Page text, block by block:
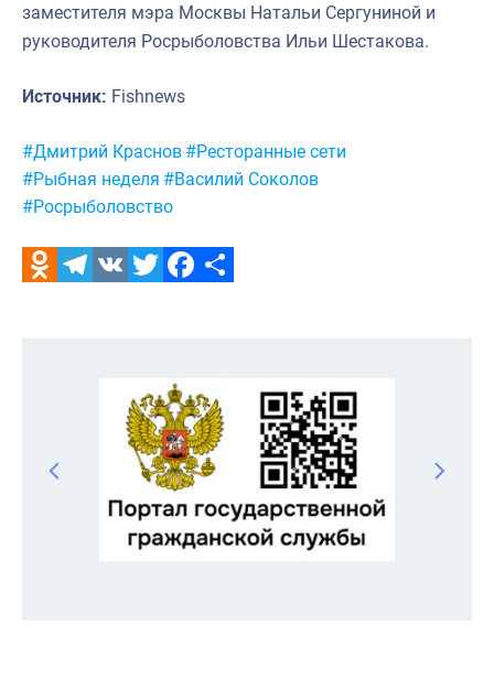
заместителя мэра Москвы Натальи Сергуниной и
руководителя Росрыболовства Ильи Шестакова.
Источник: Fishnews
Метки:
#Дмитрий Краснов #Ресторанные сети
#Рыбная неделя #Василий Соколов
#Росрыболовство